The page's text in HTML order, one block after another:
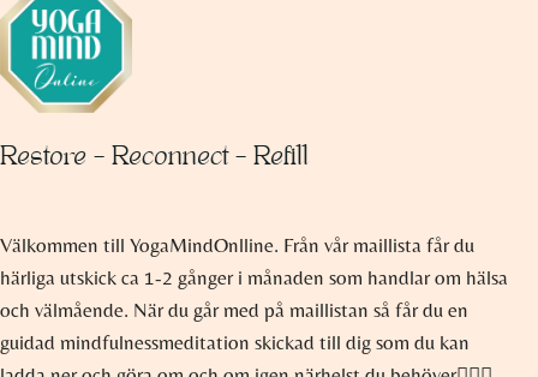
Restore – Reconnect – Refill
Välkommen till YogaMindOnlline. Från vår maillista får du
härliga utskick ca 1-2 gånger i månaden som handlar om hälsa
och välmående. När du går med på maillistan så får du en
guidad mindfulnessmeditation skickad till dig som du kan